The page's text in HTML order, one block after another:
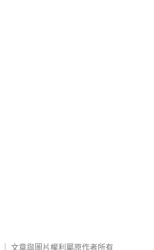
文章與圖片權利屬原作者所有